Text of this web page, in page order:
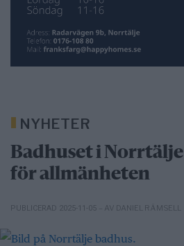
NYHETER
Badhuset i
för allmänheten
PUBLICERAD 2025-11-05 – AV DANIEL RÄMSELL